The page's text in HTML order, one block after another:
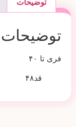
توضیحات
فری تا ۴۰
قد۴۸